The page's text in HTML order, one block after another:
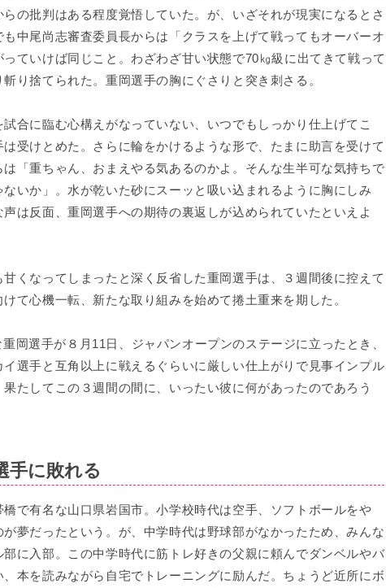
の批判はある程度覚悟していた。が、いざそれが現実になるとさ
中尾尚志審査委員長からは「クラスを上げて戦ってもオーバーオ
ていけば同じこと。わざわざ甘い状態で70㎏級に出てきて戦って
り捨てられた。重岡選手の胸にぐさりと突き刺さる。
合に臨む心構えがなっていない、いつでもしっかり仕上げてこ
受けとめた。さらに輪をかけるような形で、たまに助言を受けて
「重ちゃん、おまえやる気あるのかよ。そんな生半可な気持ちで
いか」。水が乾いた砂にスーッと吸い込まれるように胸にしみ
は反面、重岡選手への期待の裏返しが込められていたといえよ
くなってしまったと深く反省した重岡選手は、３週間後に控えて
て心機一転、新たな取り組みを始めて捲土重来を期した。
岡選手が８月11日、ジャパンオープンのステージに立ったとき、
選手と互角以上に戦えるぐらいに厳しい仕上がりで見事インプル
たしてこの３週間の間に、いったい彼に何があったのであろう
手に敗れる
で有名な山口県岩国市。小学校時代は空手、ソフトボールをや
夢だったという。が、中学時代は野球部がなかったため、みんな
に入部。この中学時代に筋トレ好きの父親に頼んでダンベルやバ
本を読みながら自宅でトレーニングに励んだ。ちょうど近所にボ